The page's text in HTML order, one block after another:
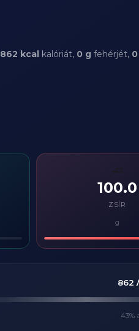
862 kcal kalóriát, 0 g fehérjét,
100.0
ZSÍR
g
862
43%